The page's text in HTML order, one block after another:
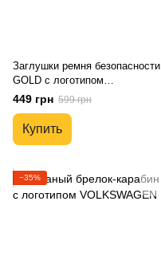
Заглушки ремня безопасности
GOLD с логотипом
VOLKSWAGEN
449 грн 599 грн
Купить
−35%